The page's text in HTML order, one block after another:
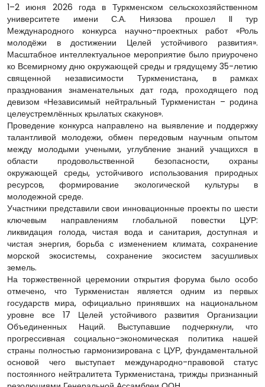
1–2 июня 2026 года в Туркменском сельскохозяйственном
университете имени С.А. Ниязова прошел II тур
Международного конкурса научно-проектных работ «Роль
молодёжи в достижении Целей устойчивого развития».
Масштабное интеллектуальное мероприятие было приурочено
ко Всемирному дню окружающей среды и грядущему 35-летию
священной независимости Туркменистана, в рамках
празднования знаменательных дат года, проходящего под
девизом «Независимый нейтральный Туркменистан – родина
целеустремлённых крылатых скакунов».
Проведение конкурса направлено на выявление и поддержку
талантливой молодежи, обмен передовым научным опытом
между молодыми учеными, углубление знаний учащихся в
области продовольственной безопасности, охраны
окружающей среды, устойчивого использования природных
ресурсов, формирование экологической культуры в
молодежной среде.
Участники представили свои инновационные проекты по шести
ключевым направлениям глобальной повестки ЦУР:
ликвидация голода, чистая вода и санитария, доступная и
чистая энергия, борьба с изменением климата, сохранение
морской экосистемы, сохранение экосистем засушливых
земель.
На торжественной церемонии открытия форума было особо
отмечено, что Туркменистан является одним из первых
государств мира, официально принявших на национальном
уровне все 17 Целей устойчивого развития Организации
Объединенных Наций. Выступавшие подчеркнули, что
прогрессивная социально-экономическая политика нашей
страны полностью гармонизирована с ЦУР, фундаментальной
основой чего выступает международно-правовой статус
постоянного нейтралитета Туркменистана, трижды признанный